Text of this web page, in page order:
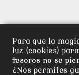
Para que la
luz (cookies)
tesoros no se
¿Nos permites